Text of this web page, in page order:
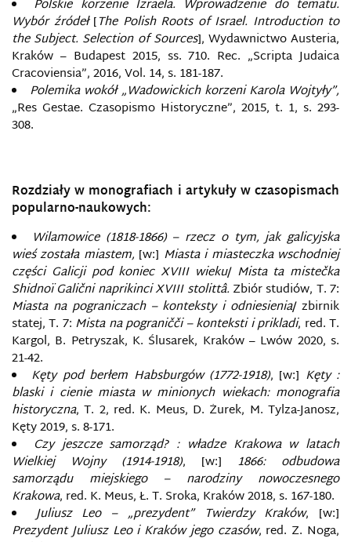
Polskie korzenie Izraela. Wprowadzenie do tematu.
Wybór źródeł[The Polish Roots of Israel. Introduction to
the Subject. Selection of Sources], Wydawnictwo Austeria,
Kraków – Budapest 2015, ss. 710. Rec. „Scripta Judaica
Cracoviensia”, 2016, Vol. 14, s. 181-187.
Polemika wokół „Wadowickich korzeni Karola Wojtyły”,
„Res Gestae. Czasopismo Historyczne”, 2015, t. 1, s. 293-
308.
Rozdziały w monografiach i artykuły w czasopismach
popularno-naukowych:
Wilamowice (1818-1866) – rzecz o tym, jak galicyjska
wieś została miastem, [w:] Miasta i miasteczka wschodniej
części Galicji pod koniec XVIII wieku/ Mista ta mistečka
Shidnoï Galični naprikinci XVIII stolittâ. Zbiór studiów, T. 7:
Miasta na pograniczach – konteksty i odniesienia/ zbirnik
statej, T. 7: Mista na pograničči – konteksti i prikladi, red. T.
Kargol, B. Petryszak, K. Ślusarek, Kraków – Lwów 2020, s.
21-42.
Kęty pod berłem Habsburgów (1772-1918), [w:] Kęty :
blaski i cienie miasta w minionych wiekach: monografia
historyczna, T. 2, red. K. Meus, D. Żurek, M. Tylza-Janosz,
Kęty 2019, s. 8-171.
Czy jeszcze samorząd? : władze Krakowa w latach
Wielkiej Wojny (1914-1918), [w:] 1866: odbudowa
samorządu miejskiego – narodziny nowoczesnego
Krakowa, red. K. Meus, Ł. T. Sroka, Kraków 2018, s. 167-180.
Juliusz Leo – „prezydent” Twierdzy Kraków, [w:]
Prezydent Juliusz Leo i Kraków jego czasów, red. Z. Noga,